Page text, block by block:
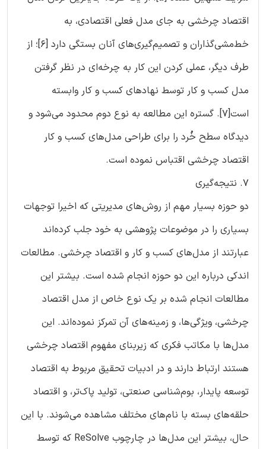
اقتصاد چرخشی به جای مدل فعلی اقتصادی، به
خط‌مشی‌گذاران و تصمیم‌گیری‌های آنان بستگی دارد [6]؛ از
طرف دیگر، عملی کردن این کار به چرخه‌ای در نظر گرفتن
مدل کسب و کار توسط نهادهای کسب و کار وابسته
است[7]. گستره این مطالعه به نوع دوم محدود می‌شود و
دیدگاه سطح خُرد را برای طراحی مدل‌های کسب و کار
اقتصاد چرخشی اقتباس نموده است.
7. نتیجه‌گیری
دو حوزه بسیار مهم از روش‌های مدیریتی که اخیرا توجهات
بسیاری را در موضوعات پژوهشی به خود جلب کرده‌اند
عبارتند از مدل‌های کسب و کار و اقتصاد چرخشی. مطالعات
اندکی درباره این دو حوزه انجام شده است. بیشتر این
مطالعات انجام شده بر یک نوع خاص از مدل اقتصاد
چرخشی، ویژگی‌ها، و زمینه‌های آن تمرکز نموده‌اند. این
مدل‌ها با مکاتب فکری که زیربنای مفهوم اقتصاد چرخشی
هستند ارتباط دارند و در ادبیات تحقیق مربوط به اقتصاد
توسعه پایدار، بوم‌شناسی صنعتی، تولید پاک‌تر، و اقتصاد
حلقه‌های بسته با نام‌های مختلف مشاهده می‌شوند. با این
حال، بیشتر این مدل‌ها در چارچوب ReSolve که توسط